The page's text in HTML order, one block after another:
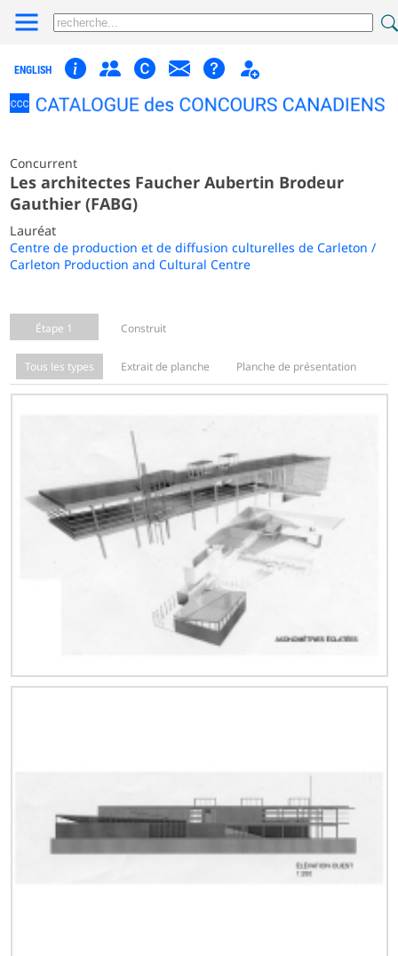
ENGLISH
Concurrent
Les architectes Faucher Aubertin Brodeur
Gauthier (FABG)
Lauréat
Centre de production et de diffusion culturelles de Carleton /
Carleton Production and Cultural Centre
Étape 1 Construit
Tous les types Extrait de planche Planche de présentation